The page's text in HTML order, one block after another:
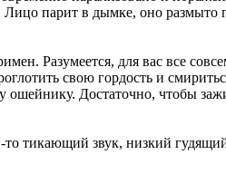
Лицо парит в дымке, оно
Разумеется, для вас все
свою гордость и
ошейнику. Достаточно, чтобы
то тикающий звук, низкий